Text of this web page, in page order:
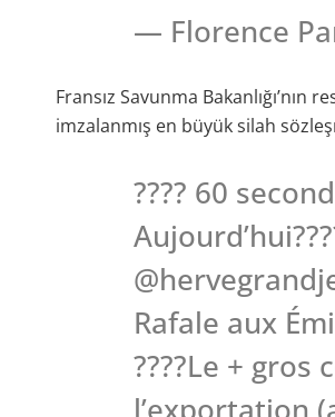
— Florence
Fransız Savunma
imzalanmış en büyük silah
???? 60
Rafale aux
????Le + gros
l’exportation